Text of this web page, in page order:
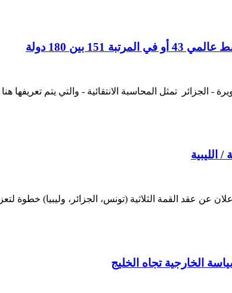
- الجزائر تمثل المحاسبة الانتقائية - والتي يتم
الليبية
عن عقد القمة الثلاثية (تونس، الجزائر، وليبيا) خطوة
الخارجية تجاه الخليج